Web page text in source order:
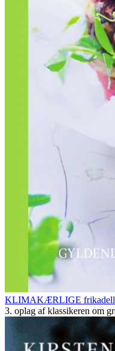
KLIMAKÆRLIGE
3. oplag af klassikeren om